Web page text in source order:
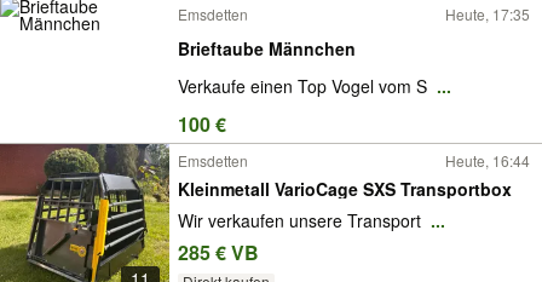
Emsdetten Heute, 17:35
Brieftaube Männchen
Verkaufe einen Top Vogel vom S ...
100 €
Emsdetten Heute, 16:44
Kleinmetall VarioCage SXS Transportbox
Wir verkaufen unsere Transport ...
285 € VB